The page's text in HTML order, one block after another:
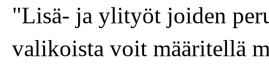
"Lisä- ja ylityöt joiden
valikoista voit määritellä